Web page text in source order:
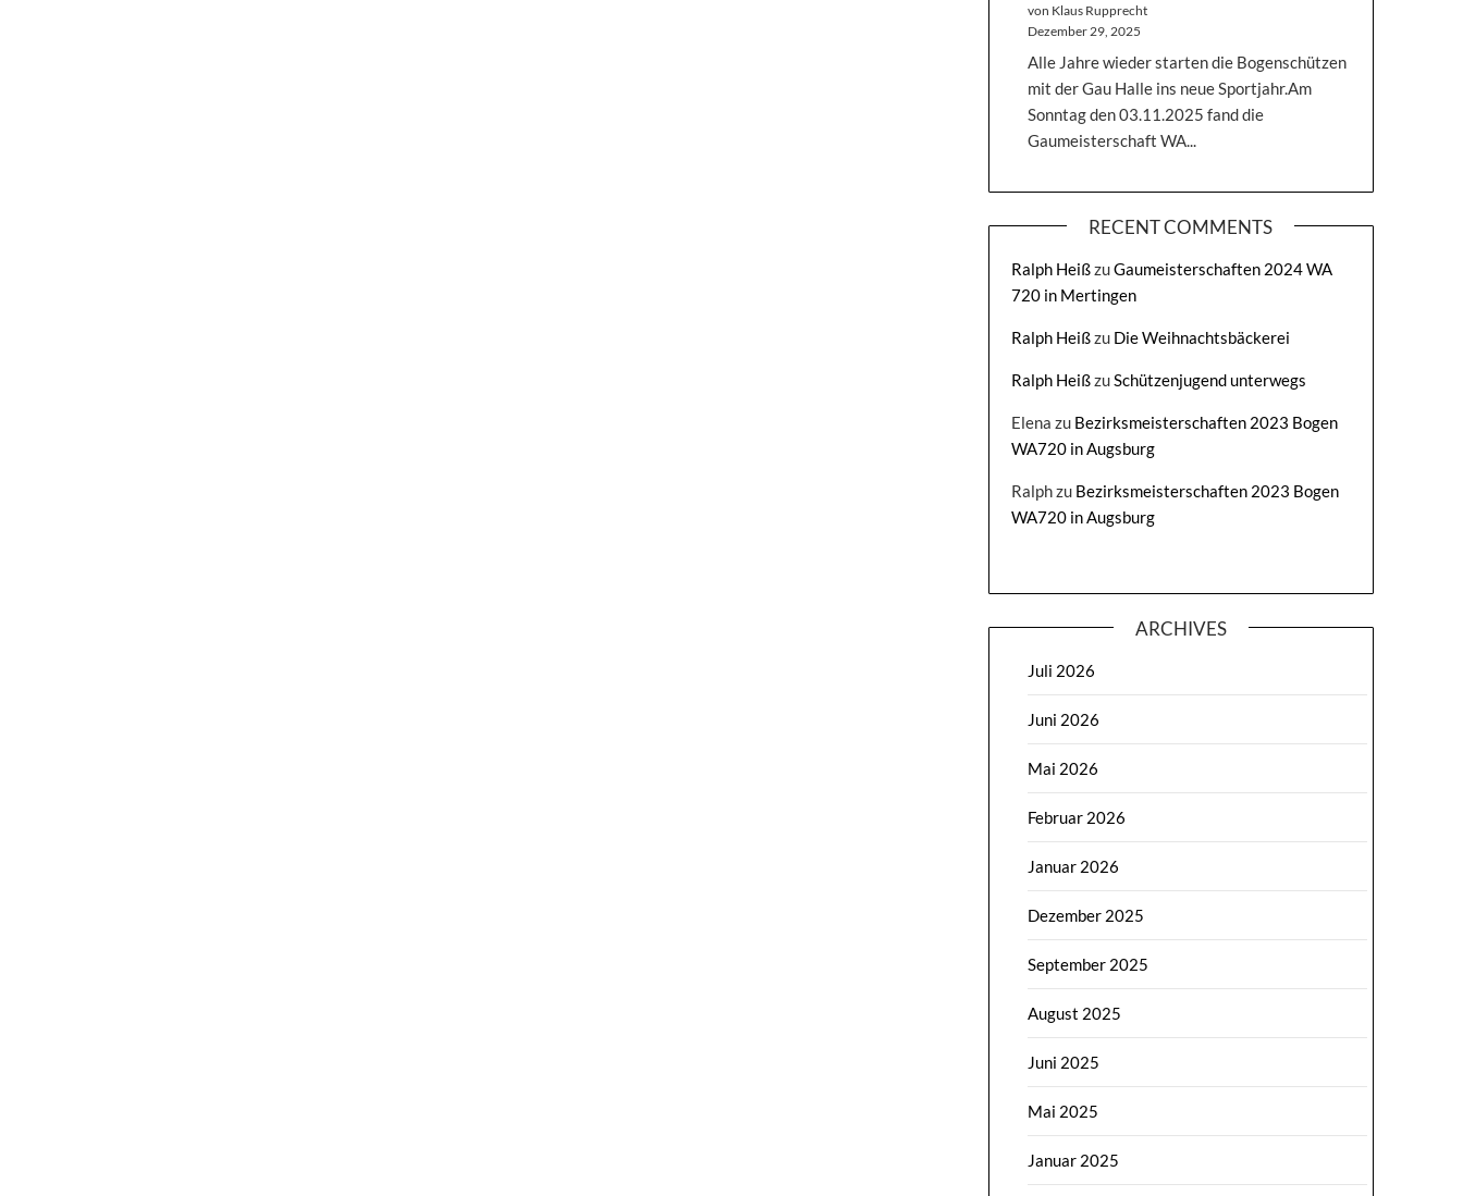
von Klaus Rupprecht
Dezember 29, 2025
Alle Jahre wieder starten die Bogenschützen
mit der Gau Halle ins neue Sportjahr.Am
Sonntag den 03.11.2025 fand die
Gaumeisterschaft WA...
RECENT COMMENTS
Ralph HeißzuGaumeisterschaften 2024 WA
720 in Mertingen
Ralph Heißzu Die Weihnachtsbäckerei
Ralph HeißzuSchützenjugend unterwegs
Elena zu Bezirksmeisterschaften 2023 Bogen
WA720 in Augsburg
Ralphzu Bezirksmeisterschaften 2023 Bogen
WA720 in Augsburg
ARCHIVES
Juli 2026
Juni 2026
Mai 2026
Februar 2026
Januar 2026
Dezember 2025
September 2025
August 2025
Juni 2025
Mai 2025
Januar 2025